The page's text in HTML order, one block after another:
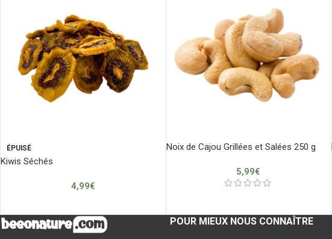
ÉPUISÉ
Kiwis Séchés
4,99€
Noix de Cajou Grillées et Salées 250 g
5,99€
POUR MIEUX NOUS CONNAÎTRE